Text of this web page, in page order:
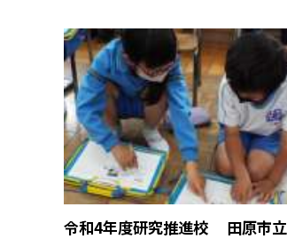
令和4年度研究推進校 田原市立